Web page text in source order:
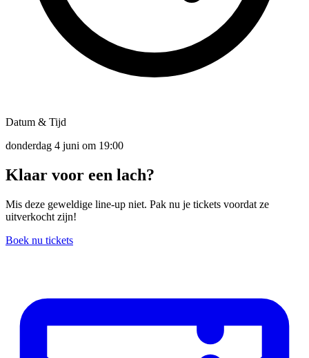
Datum & Tijd
donderdag 4 juni om 19:00
Klaar voor een lach?
Mis deze geweldige line-up niet. Pak nu je tickets voordat ze
uitverkocht zijn!
Boek nu tickets